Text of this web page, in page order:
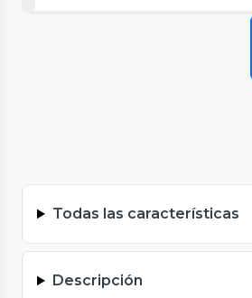
Todas las características
Descripción